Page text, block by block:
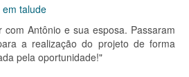
talude
Antônio e sua esposa. Passaram
a realização do projeto de forma
pela oportunidade!"